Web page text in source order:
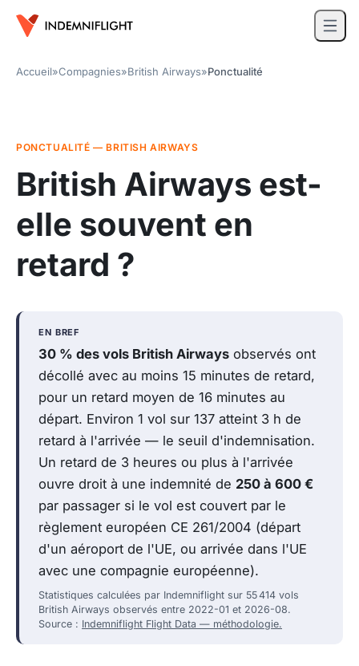
Accueil»Compagnies»British Airways»Ponctualité
PONCTUALITÉ — BRITISH AIRWAYS
British Airways est-
elle souvent en
retard ?
EN BREF
30 % des vols British Airways observés ont
décollé avec au moins 15 minutes de retard,
pour un retard moyen de 16 minutes au
départ. Environ 1 vol sur 137 atteint 3 h de
retard à l'arrivée — le seuil d'indemnisation.
Un retard de 3 heures ou plus à l'arrivée
ouvre droit à une indemnité de 250 à 600 €
par passager si le vol est couvert par le
règlement européen CE 261/2004 (départ
d'un aéroport de l'UE, ou arrivée dans l'UE
avec une compagnie européenne).
Statistiques calculées par Indemniflight sur 55 414 vols
British Airways observés entre 2022-01 et 2026-08.
Source : Indemniflight Flight Data — méthodologie.